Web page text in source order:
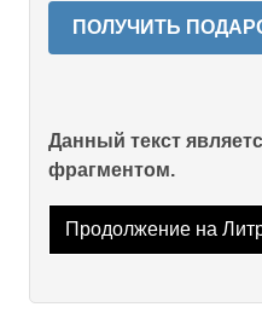
ПОЛУЧИТЬ
Данный текст
фрагментом.
Продолжение на